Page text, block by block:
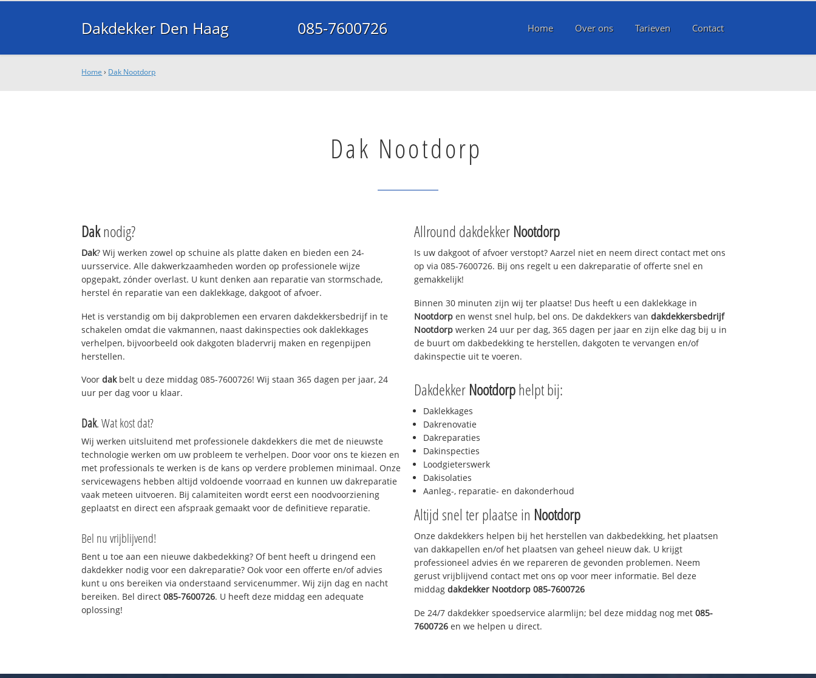
Dakdekker Den Haag 085-7600726 Home Over ons Tarieven Contact
Home › Dak Nootdorp
Dak Nootdorp
Daknodig?
Dak? Wij werken zowel op schuine als platte daken en bieden een 24-
uursservice. Alle dakwerkzaamheden worden op professionele wijze
opgepakt, zónder overlast. U kunt denken aan reparatie van stormschade,
herstel én reparatie van een daklekkage, dakgoot of afvoer.
Het is verstandig om bij dakproblemen een ervaren dakdekkersbedrijf in te
schakelen omdat die vakmannen, naast dakinspecties ook daklekkages
verhelpen, bijvoorbeeld ook dakgoten bladervrij maken en regenpijpen
herstellen.
Voordakbelt u deze middag 085-7600726! Wij staan 365 dagen per jaar, 24
uur per dag voor u klaar.
Dak. Wat kost dat?
Wij werken uitsluitend met professionele dakdekkers die met de nieuwste
technologie werken om uw probleem te verhelpen. Door voor ons te kiezen en
met professionals te werken is de kans op verdere problemen minimaal. Onze
servicewagens hebben altijd voldoende voorraad en kunnen uw dakreparatie
vaak meteen uitvoeren. Bij calamiteiten wordt eerst een noodvoorziening
geplaatst en direct een afspraak gemaakt voor de definitieve reparatie.
Bel nu vrijblijvend!
Bent u toe aan een nieuwe dakbedekking? Of bent heeft u dringend een
dakdekker nodig voor een dakreparatie? Ook voor een offerte en/of advies
kunt u ons bereiken via onderstaand servicenummer. Wij zijn dag en nacht
bereiken. Bel direct085-7600726. U heeft deze middag een adequate
oplossing!
Allround dakdekker Nootdorp
Is uw dakgoot of afvoer verstopt? Aarzel niet en neem direct contact met ons
op via 085-7600726. Bij ons regelt u een dakreparatie of offerte snel en
gemakkelijk!
Binnen 30 minuten zijn wij ter plaatse! Dus heeft u een daklekkage in
Nootdorp en wenst snel hulp, bel ons. De dakdekkers van dakdekkersbedrijf
Nootdorp werken 24 uur per dag, 365 dagen per jaar en zijn elke dag bij u in
de buurt om dakbedekking te herstellen, dakgoten te vervangen en/of
dakinspectie uit te voeren.
Dakdekker Nootdorphelpt bij:
Daklekkages
Dakrenovatie
Dakreparaties
Dakinspecties
Loodgieterswerk
Dakisolaties
Aanleg-, reparatie- en dakonderhoud
Altijd snel ter plaatse in Nootdorp
Onze dakdekkers helpen bij het herstellen van dakbedekking, het plaatsen
van dakkapellen en/of het plaatsen van geheel nieuw dak. U krijgt
professioneel advies én we repareren de gevonden problemen. Neem
gerust vrijblijvend contact met ons op voor meer informatie. Bel deze
middag dakdekker Nootdorp 085-7600726
De 24/7 dakdekker spoedservice alarmlijn; bel deze middag nog met 085-
7600726 en we helpen u direct.